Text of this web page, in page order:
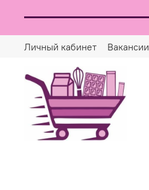
Личный кабинет Вакансии